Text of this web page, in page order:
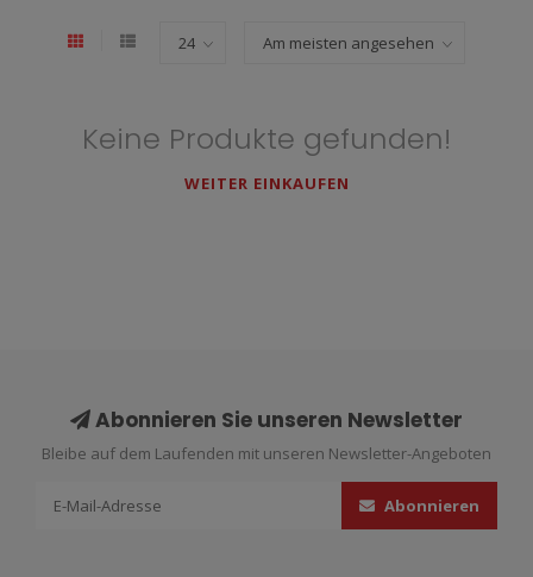
Keine Produkte gefunden!
WEITER EINKAUFEN
Abonnieren Sie unseren Newsletter
Bleibe auf dem Laufenden mit unseren Newsletter-Angeboten
Abonnieren